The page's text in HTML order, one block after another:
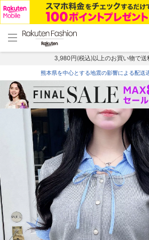
menu home
トップ
3,980円(税込)以上のお買い物で送
熊本県を中心とする地震の影響による配送